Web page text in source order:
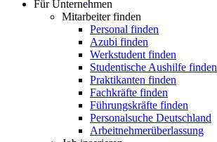
Für Unternehmen
Mitarbeiter finden
Personal finden
Azubi finden
Werkstudent finden
Studentische Aushilfe finden
Praktikanten finden
Fachkräfte finden
Führungskräfte finden
Personalsuche Deutschland
Arbeitnehmerüberlassung